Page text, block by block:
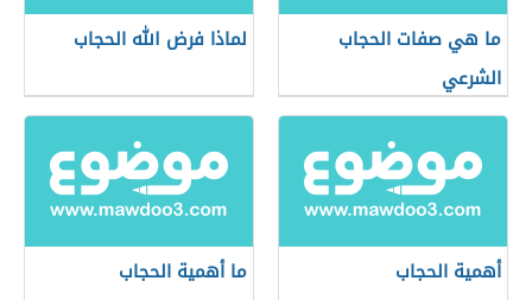
ما هي صفات الحجاب
الشرعي
لماذا فرض الله الحجاب
أهمية الحجاب ما أهمية الحجاب